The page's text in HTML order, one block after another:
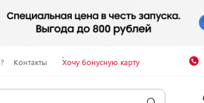
Контакты Хочу бонусную карту